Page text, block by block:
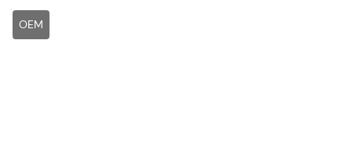
OEM
Main image
Click to view image in fullscreen